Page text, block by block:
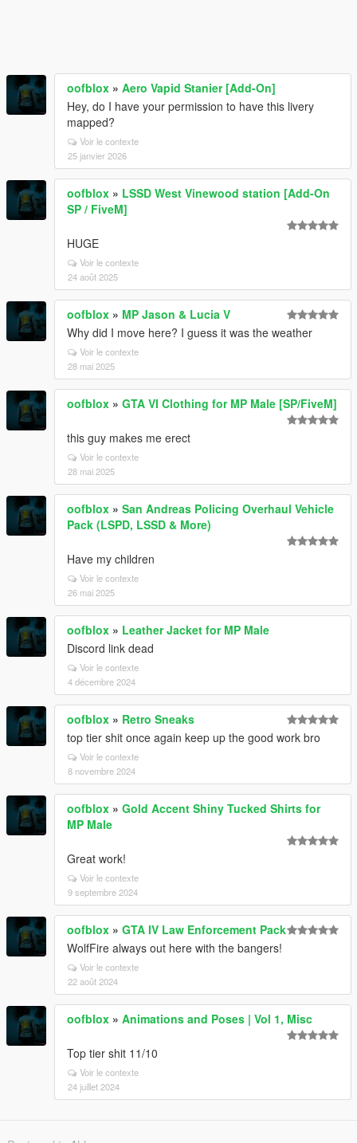
oofblox » Aero Vapid Stanier [Add-On]
Hey, do I have your permission to have this livery
mapped?
Voir le contexte
25 janvier 2026
oofblox » LSSD West Vinewood station [Add-On
SP / FiveM]
HUGE
Voir le contexte
24 août 2025
oofblox » MP Jason & Lucia V
Why did I move here? I guess it was the weather
Voir le contexte
28 mai 2025
oofblox » GTA VI Clothing for MP Male [SP/FiveM]
this guy makes me erect
Voir le contexte
28 mai 2025
oofblox » San Andreas Policing Overhaul Vehicle
Pack (LSPD, LSSD & More)
Have my children
Voir le contexte
26 mai 2025
oofblox » Leather Jacket for MP Male
Discord link dead
Voir le contexte
4 décembre 2024
oofblox » Retro Sneaks
top tier shit once again keep up the good work bro
Voir le contexte
8 novembre 2024
oofblox » Gold Accent Shiny Tucked Shirts for
MP Male
Great work!
Voir le contexte
9 septembre 2024
oofblox » GTA IV Law Enforcement Pack
WolfFire always out here with the bangers!
Voir le contexte
22 août 2024
oofblox » Animations and Poses | Vol 1, Misc
Top tier shit 11/10
Voir le contexte
24 juillet 2024